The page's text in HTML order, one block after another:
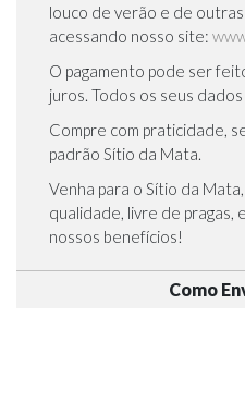
louco de verão e de
acessando nosso site:
O pagamento pode ser
juros. Todos os seus
Compre com praticidade,
padrão Sítio da Mata.
Venha para o Sítio da
qualidade, livre de
nossos benefícios!
Como